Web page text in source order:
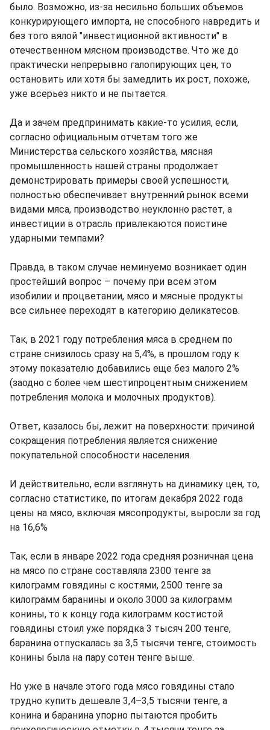
было. Возможно, из-за несильно больших объемов
конкурирующего импорта, не способного навредить и
без того вялой "инвестиционной активности" в
отечественном мясном производстве. Что же до
практически непрерывно галопирующих цен, то
остановить или хотя бы замедлить их рост, похоже,
уже всерьез никто и не пытается.
Да и зачем предпринимать какие-то усилия, если,
согласно официальным отчетам того же
Министерства сельского хозяйства, мясная
промышленность нашей страны продолжает
демонстрировать примеры своей успешности,
полностью обеспечивает внутренний рынок всеми
видами мяса, производство неуклонно растет, а
инвестиции в отрасль привлекаются поистине
ударными темпами?
Правда, в таком случае неминуемо возникает один
простейший вопрос – почему при всем этом
изобилии и процветании, мясо и мясные продукты
все сильнее переходят в категорию деликатесов.
Так, в 2021 году потребления мяса в среднем по
стране снизилось сразу на 5,4%, в прошлом году к
этому показателю добавились еще без малого 2%
(заодно с более чем шестипроцентным снижением
потребления молока и молочных продуктов).
Ответ, казалось бы, лежит на поверхности: причиной
сокращения потребления является снижение
покупательной способности населения.
И действительно, если взглянуть на динамику цен, то,
согласно статистике, по итогам декабря 2022 года
цены на мясо, включая мясопродукты, выросли за год
на 16,6%
Так, если в январе 2022 года средняя розничная цена
на мясо по стране составляла 2300 тенге за
килограмм говядины с костями, 2500 тенге за
килограмм баранины и около 3000 за килограмм
конины, то к концу года килограмм костистой
говядины стоил уже порядка 3 тысяч 200 тенге,
баранина отпускалась за 3,5 тысячи тенге, стоимость
конины была на пару сотен тенге выше.
Но уже в начале этого года мясо говядины стало
трудно купить дешевле 3,4–3,5 тысячи тенге, а
конина и баранина упорно пытаются пробить